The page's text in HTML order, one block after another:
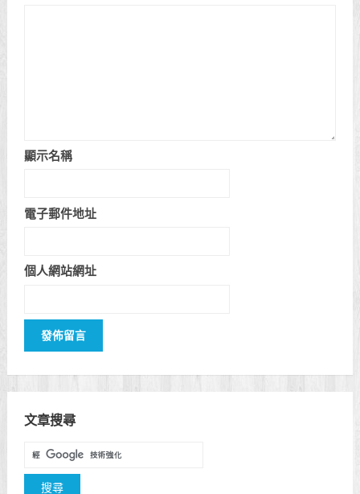
顯示名稱
電子郵件地址
個人網站網址
文章搜尋